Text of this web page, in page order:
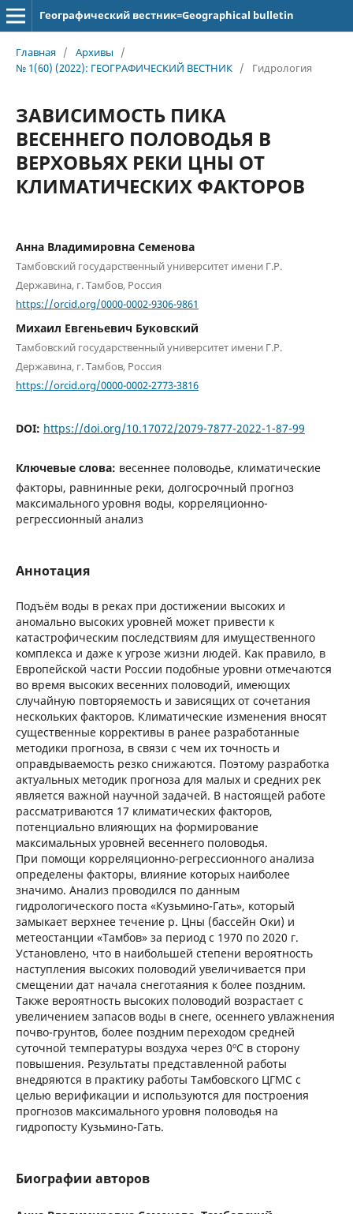
Географический вестник=Geographical bulletin
Главная / Архивы
/
№ 1(60) (2022): ГЕОГРАФИЧЕСКИЙ ВЕСТНИК / Гидрология
ЗАВИСИМОСТЬ ПИКА
ВЕСЕННЕГО ПОЛОВОДЬЯ В
ВЕРХОВЬЯХ РЕКИ ЦНЫ ОТ
КЛИМАТИЧЕСКИХ ФАКТОРОВ
Анна Владимировна Семенова
Тамбовский государственный университет имени Г.Р.
Державина, г. Тамбов, Россия
https://orcid.org/0000-0002-9306-9861
Михаил Евгеньевич Буковский
Тамбовский государственный университет имени Г.Р.
Державина, г. Тамбов, Россия
https://orcid.org/0000-0002-2773-3816
DOI: https://doi.org/10.17072/2079-7877-2022-1-87-99
Ключевые слова: весеннее половодье, климатические
факторы, равнинные реки, долгосрочный прогноз
максимального уровня воды, корреляционно-
регрессионный анализ
Аннотация
Подъём воды в реках при достижении высоких и
аномально высоких уровней может привести к
катастрофическим последствиям для имущественного
комплекса и даже к угрозе жизни людей. Как правило, в
Европейской части России подобные уровни отмечаются
во время высоких весенних половодий, имеющих
случайную повторяемость и зависящих от сочетания
нескольких факторов. Климатические изменения вносят
существенные коррективы в ранее разработанные
методики прогноза, в связи с чем их точность и
оправдываемость резко снижаются. Поэтому разработка
актуальных методик прогноза для малых и средних рек
является важной научной задачей. В настоящей работе
рассматриваются 17 климатических факторов,
потенциально влияющих на формирование
максимальных уровней весеннего половодья.
При помощи корреляционно-регрессионного анализа
определены факторы, влияние которых наиболее
значимо. Анализ проводился по данным
гидрологического поста «Кузьмино-Гать», который
замыкает верхнее течение р. Цны (бассейн Оки) и
метеостанции «Тамбов» за период с 1970 по 2020 г.
Установлено, что в наибольшей степени вероятность
наступления высоких половодий увеличивается при
смещении дат начала снеготаяния к более поздним.
Также вероятность высоких половодий возрастает с
увеличением запасов воды в снеге, осеннего увлажнения
почво-грунтов, более поздним переходом средней
суточной температуры воздуха через 0ºС в сторону
повышения. Результаты представленной работы
внедряются в практику работы Тамбовского ЦГМС с
целью верификации и используются для построения
прогнозов максимального уровня половодья на
гидропосту Кузьмино-Гать.
Биографии авторов